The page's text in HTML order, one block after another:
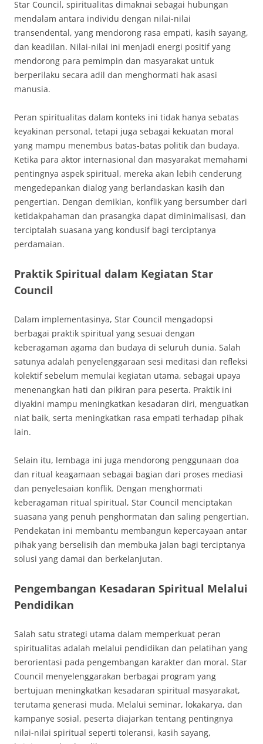
Star Council, spiritualitas dimaknai sebagai hubungan
mendalam antara individu dengan nilai-nilai
transendental, yang mendorong rasa empati, kasih sayang,
dan keadilan. Nilai-nilai ini menjadi energi positif yang
mendorong para pemimpin dan masyarakat untuk
berperilaku secara adil dan menghormati hak asasi
manusia.
Peran spiritualitas dalam konteks ini tidak hanya sebatas
keyakinan personal, tetapi juga sebagai kekuatan moral
yang mampu menembus batas-batas politik dan budaya.
Ketika para aktor internasional dan masyarakat memahami
pentingnya aspek spiritual, mereka akan lebih cenderung
mengedepankan dialog yang berlandaskan kasih dan
pengertian. Dengan demikian, konflik yang bersumber dari
ketidakpahaman dan prasangka dapat diminimalisasi, dan
terciptalah suasana yang kondusif bagi terciptanya
perdamaian.
Praktik Spiritual dalam Kegiatan Star
Council
Dalam implementasinya, Star Council mengadopsi
berbagai praktik spiritual yang sesuai dengan
keberagaman agama dan budaya di seluruh dunia. Salah
satunya adalah penyelenggaraan sesi meditasi dan refleksi
kolektif sebelum memulai kegiatan utama, sebagai upaya
menenangkan hati dan pikiran para peserta. Praktik ini
diyakini mampu meningkatkan kesadaran diri, menguatkan
niat baik, serta meningkatkan rasa empati terhadap pihak
lain.
Selain itu, lembaga ini juga mendorong penggunaan doa
dan ritual keagamaan sebagai bagian dari proses mediasi
dan penyelesaian konflik. Dengan menghormati
keberagaman ritual spiritual, Star Council menciptakan
suasana yang penuh penghormatan dan saling pengertian.
Pendekatan ini membantu membangun kepercayaan antar
pihak yang berselisih dan membuka jalan bagi terciptanya
solusi yang damai dan berkelanjutan.
Pengembangan Kesadaran Spiritual Melalui
Pendidikan
Salah satu strategi utama dalam memperkuat peran
spiritualitas adalah melalui pendidikan dan pelatihan yang
berorientasi pada pengembangan karakter dan moral. Star
Council menyelenggarakan berbagai program yang
bertujuan meningkatkan kesadaran spiritual masyarakat,
terutama generasi muda. Melalui seminar, lokakarya, dan
kampanye sosial, peserta diajarkan tentang pentingnya
nilai-nilai spiritual seperti toleransi, kasih sayang,